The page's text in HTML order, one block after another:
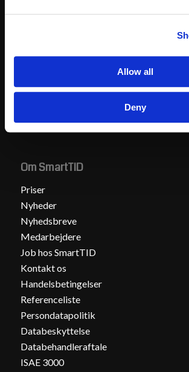
Allow all
Deny
SmartTID tilbyder tidsregistrering med
bedste overenskomstmotor
30 dages gratis prøveperiode
Om SmartTID
Priser
Nyheder
Nyhedsbreve
Medarbejdere
Job hos SmartTID
Kontakt os
Handelsbetingelser
Referenceliste
Persondatapolitik
Databeskyttelse
Databehandleraftale
ISAE 3000